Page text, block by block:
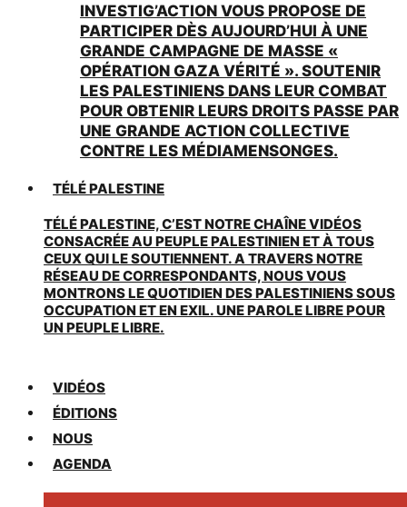
INVESTIG’ACTION VOUS PROPOSE DE
PARTICIPER DÈS AUJOURD’HUI À UNE
GRANDE CAMPAGNE DE MASSE «
OPÉRATION GAZA VÉRITÉ ». SOUTENIR
LES PALESTINIENS DANS LEUR COMBAT
POUR OBTENIR LEURS DROITS PASSE PAR
UNE GRANDE ACTION COLLECTIVE
CONTRE LES MÉDIAMENSONGES.
TÉLÉ PALESTINE
TÉLÉ PALESTINE, C’EST NOTRE CHAÎNE VIDÉOS
CONSACRÉE AU PEUPLE PALESTINIEN ET À TOUS
CEUX QUI LE SOUTIENNENT. A TRAVERS NOTRE
RÉSEAU DE CORRESPONDANTS, NOUS VOUS
MONTRONS LE QUOTIDIEN DES PALESTINIENS SOUS
OCCUPATION ET EN EXIL. UNE PAROLE LIBRE POUR
UN PEUPLE LIBRE.
VIDÉOS
ÉDITIONS
NOUS
AGENDA